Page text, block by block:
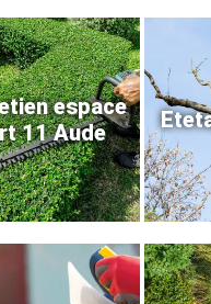
espace
11 Aude